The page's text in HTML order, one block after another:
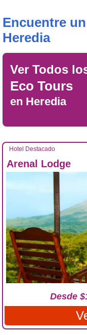
Encuentre
Heredia
Ver Todos
Eco Tours
en Heredia
Hotel Destacado
Arenal Lodge
Desde